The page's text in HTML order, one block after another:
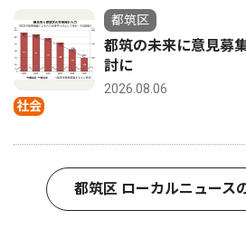
社会
都筑区
都筑の未来に意見募
討に
2026.08.06
都筑区 ローカルニュース